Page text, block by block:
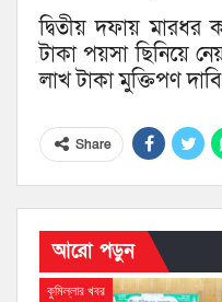
দ্বিতীয় দফায় মারধর
টাকা পয়সা ছিনিয়ে
লাখ টাকা মুক্তিপণ
Share
আরো পড়ুন
কুমিল্লার খবর